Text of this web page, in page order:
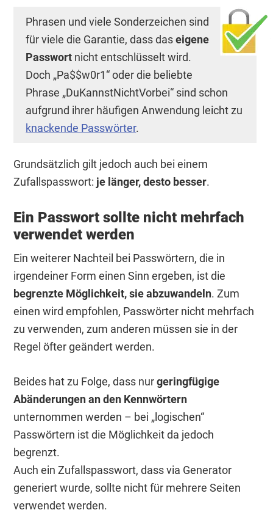
Phrasen und viele Sonderzeichen sind
für viele die Garantie, dass daseigene
Passwort nicht entschlüsselt wird.
Doch „Pa$$w0r1“ oder die beliebte
Phrase „DuKannstNichtVorbei“ sind schon
aufgrund ihrer häufigen Anwendung leicht zu
knackende Passwörter.
Grundsätzlich gilt jedoch auch bei einem
Zufallspasswort: je länger, desto besser.
Ein Passwort sollte nicht mehrfach
verwendet werden
Ein weiterer Nachteil bei Passwörtern, die in
irgendeiner Form einen Sinn ergeben, ist die
begrenzte Möglichkeit, sie abzuwandeln. Zum
einen wird empfohlen, Passwörter nicht mehrfach
zu verwenden, zum anderen müssen sie in der
Regel öfter geändert werden.
Beides hat zu Folge, dass nurgeringfügige
Abänderungen an den Kennwörtern
unternommen werden – bei „logischen“
Passwörtern ist die Möglichkeit da jedoch
begrenzt.
Auch ein Zufallspasswort, dass via Generator
generiert wurde, sollte nicht für mehrere Seiten
verwendet werden.